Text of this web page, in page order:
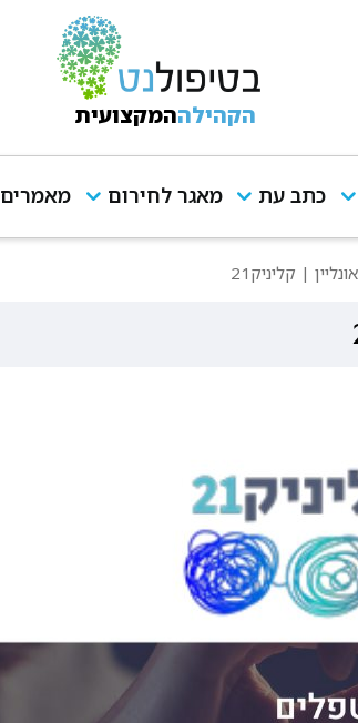
הקהילההמקצועית
כתב עת מאגר לחירום מאמרים
| קליניק21